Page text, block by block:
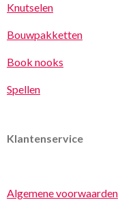
Knutselen
Bouwpakketten
Book nooks
Spellen
Klantenservice
Algemene voorwaarden